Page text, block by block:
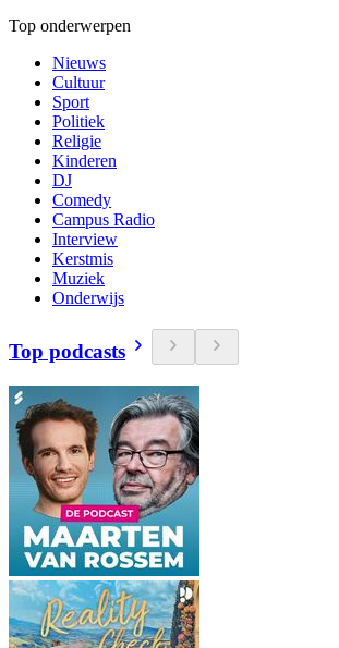
Top onderwerpen
Nieuws
Cultuur
Sport
Politiek
Religie
Kinderen
DJ
Comedy
Campus Radio
Interview
Kerstmis
Muziek
Onderwijs
Top podcasts